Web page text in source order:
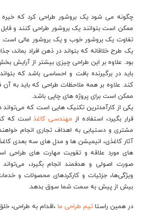
چگونه می شود یک بروشور طراحی کرد که خیره
ممکن است بتوانند یک بروشور طراحی کنند و
تفاوت یک بروشور خوب و یک بروشور عالی
یک طرح خلاقانه که بتواند در ذهن افراد بماند،
بود. علاوه بر این طراحی چیزی بیشتر از
باید در برگیرنده بافت و احساسی باشد که
کند. علاوه بر همه ملاحظات طراحی که باید به آن
ممکن است برای پروژه های چاپی باشد.
یکی از کارآمدترین تکنیک هایی است که می‌تواند
قرار بگیرد، استفاده از مهندسی کاغذاست که
مشتری و دستیابی به اهداف تجاری انجام
آثار کاغذی، انیمیشن ها و مدل های سه بعدی
های مورد علاقه و تقویت مهارت های طراحی
صورت اصولی و هدفمند انجام بگیرد، می‌تواند
ویژگی‌ها، جزئیات و کارکردهای محصولات و
بیش از پیش به سمت شما سوق بدهد.
در همین راستا تیم طراحی ما ،اقدام به طراحی،